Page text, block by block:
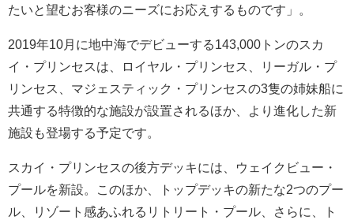
たいと望むお客様のニーズにお応えするものです」。
2019年10月に地中海でデビューする143,000トンのスカ
イ・プリンセスは、ロイヤル・プリンセス、リーガル・プ
リンセス、マジェスティック・プリンセスの3隻の姉妹船に
共通する特徴的な施設が設置されるほか、より進化した新
施設も登場する予定です。
スカイ・プリンセスの後方デッキには、ウェイクビュー・
プールを新設。このほか、トップデッキの新たな2つのプー
ル、リゾート感あふれるリトリート・プール、さらに、ト